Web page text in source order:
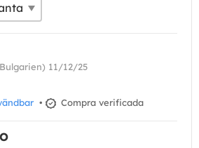
11/12/25
• Compra verificada